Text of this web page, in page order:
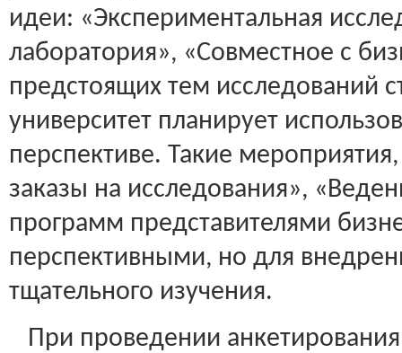
идеи: «Экспериментальная
лаборатория», «Совместное с
предстоящих тем исследований
университет планирует
перспективе. Такие
заказы на исследования»,
программ представителями
перспективными, но для
тщательного изучения.
При проведении